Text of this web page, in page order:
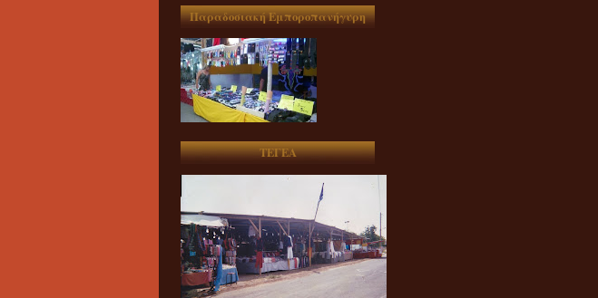
Παραδοσιακή Εμποροπανήγυρη
ΤΕΓΕΑ